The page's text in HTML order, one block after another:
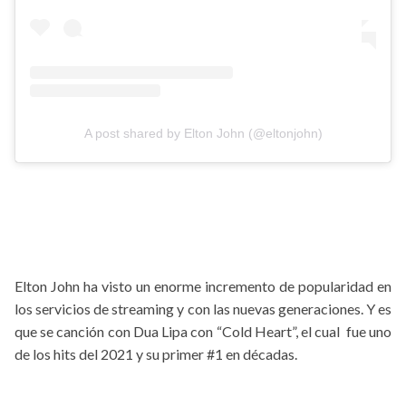
A post shared by Elton John (@eltonjohn)
Elton John ha visto un enorme incremento de popularidad en
los servicios de streaming y con las nuevas generaciones. Y es
que se canción con Dua Lipa con “Cold Heart”, el cual fue uno
de los hits del 2021 y su primer #1 en décadas.